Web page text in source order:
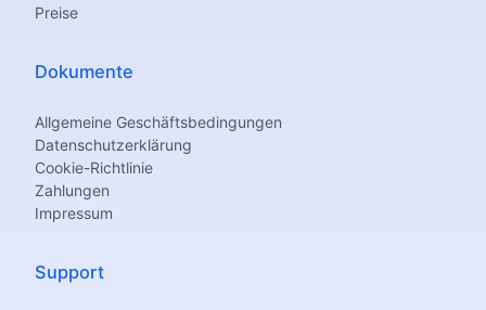
Preise
Dokumente
Allgemeine Geschäftsbedingungen
Datenschutzerklärung
Cookie-Richtlinie
Zahlungen
Impressum
Support